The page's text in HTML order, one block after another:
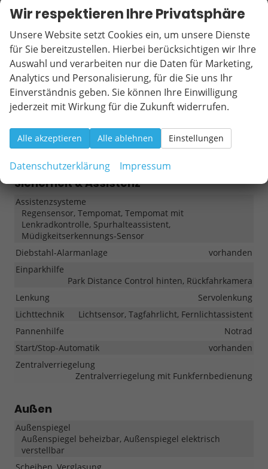
Sitze
Isofix (Kindersitzbefestigung), Sitzheizung
Sitze: Verstellbarkeit
Höhenverstellbarer Fahrersitz
Infotainment & Kommunikation
Audioanlage
Radio/MP3-Player, Radio, Schnittstelle USB, Digitalradio
DAB, Android Auto, Apple CarPlay, Touchscreen
Navigationssystem
Navigationsvorbereitung
Telefon
Freisprecheinrichtung, Bluetooth
Sicherheit & Assistenz
Assistenzsysteme
Regensensor, Tempomat, Tempomat mit
Lenkradkontrolle, Spurhalteassistent,
Müdigkeitserkennungs-Sensor
Diebstahl-Alarmanlage
vorhanden
Einparkhilfe
Park Distance Control hinten, Rückfahrkamera
Lenkung
Servolenkung
Lichttechnik
Lichtsensor, Tagfahrlicht, Fernlichtassistent
Pannenhilfe
Notrad
Start/Stop-Automatik
vorhanden
Zentralverriegelung
Zentralverriegelung mit Funkfernbedienung
Außen
Außenspiegel
Außenspiegel beheizbar, Außenspiegel elektrisch
verstellbar
Scheiben, Verglasung
Wir respektieren Ihre Privatsphäre
Unsere Website setzt Cookies ein, um unsere Dienste
für Sie bereitzustellen. Hierbei berücksichtigen wir Ihre
Auswahl und verarbeiten nur die Daten für Marketing,
Analytics und Personalisierung, für die Sie uns Ihr
Einverständnis geben. Sie können Ihre Einwilligung
jederzeit mit Wirkung für die Zukunft widerrufen.
Alle akzeptieren Alle ablehnen Einstellungen
Datenschutzerklärung Impressum